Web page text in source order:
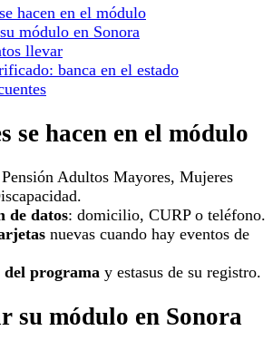
hacen en el módulo
módulo en Sonora
llevar
banca en el estado
se hacen en el módulo
Adultos Mayores, Mujeres
de datos: domicilio, CURP o teléfono.
nuevas cuando hay eventos de
del programa y estasus de su registro.
su módulo en Sonora